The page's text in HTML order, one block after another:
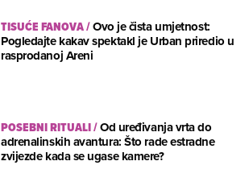
TISUĆE FANOVA/Ovo je čista umjetnost:
Pogledajte kakav spektakl je Urban priredio u
rasprodanoj Areni
POSEBNI RITUALI/Od uređivanja vrta do
adrenalinskih avantura: Što rade estradne
zvijezde kada se ugase kamere?